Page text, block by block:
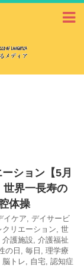
ション【5月
界一長寿の
体操
イケア, デイサービ
クリエーション, 世
介護施設, 介護福祉
の日 , 毎日 , 理学療
脳トレ, 自宅, 認知症